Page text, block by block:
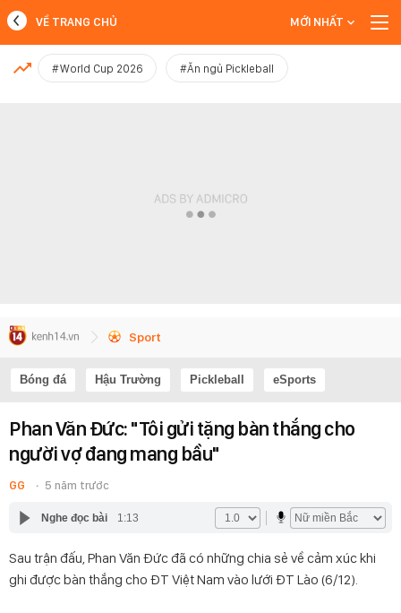
MỚI NHẤT
VỀ TRANG CHỦ MỚI NHẤT
#World Cup 2026 #Ăn ngủ Pickleball
Sport
Bóng đá Hậu Trường Pickleball eSports
Phan Văn Đức: "Tôi gửi tặng bàn thắng cho
người vợ đang mang bầu"
GG 5 năm trước
Nghe đọc bài 1:13
Sau trận đấu, Phan Văn Đức đã có những chia sẻ về cảm xúc khi
ghi được bàn thắng cho ĐT Việt Nam vào lưới ĐT Lào (6/12).